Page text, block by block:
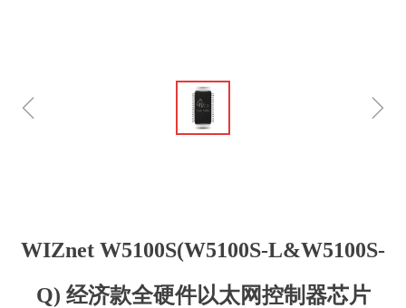
WIZnet W5100S(W5100S-L&W5100S-
Q) 经济款全硬件以太网控制器芯片
ꁆ ꁇ